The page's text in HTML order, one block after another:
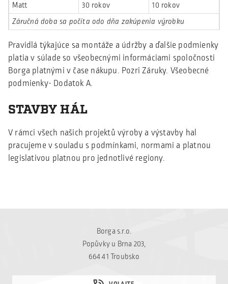
Matt
30 rokov
10 rokov
Záručná doba sa počíta odo dňa zakúpenia výrobku
Pravidlá týkajúce sa montáže a údržby a ďalšie podmienky
platia v súlade so všeobecnými informáciami spoločnosti
Borga platnými v čase nákupu. Pozri Záruky. Všeobecné
podmienky- Dodatok A.
STAVBY HÁL
V rámci všech našich projektů výroby a výstavby hal
pracujeme v souladu s podmínkami, normami a platnou
legislativou platnou pro jednotlivé regiony.
Borga s.r.o.
Popůvky u Brna 203,
664 41 Troubsko